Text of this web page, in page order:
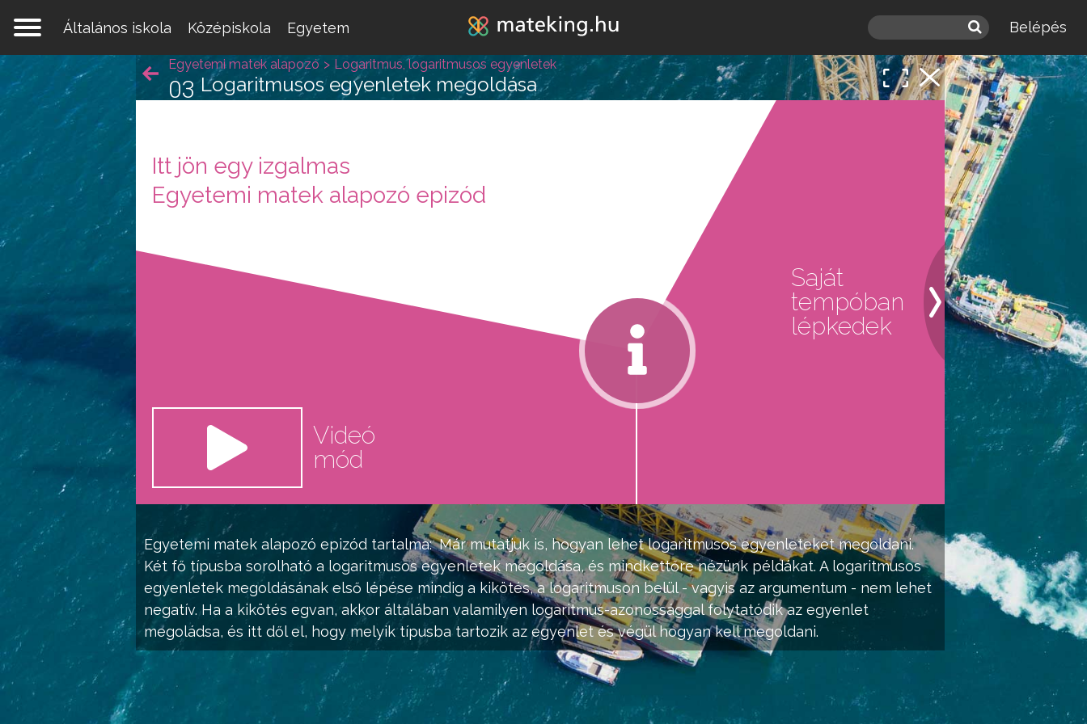
Jump to navigation
Általános iskola
Középiskola Egyetem Belépés
Egyetemi matek alapozó epizód tartalma: Már mutatjuk is, hogyan lehet logaritmusos egyenleteket megoldani.
Két fő típusba sorolható a logaritmusos egyenletek megoldása, és mindkettőre nézünk példákat. A logaritmusos
egyenletek megoldásának első lépése mindig a kikötés, a logaritmuson belül - vagyis az argumentum - nem lehet
negatív. Ha a kikötés egvan, akkor általában valamilyen logaritmus-azonossággal folytatódik az egyenlet
megoládsa, és itt dől el, hogy melyik típusba tartozik az egyenlet és végül hogyan kell megoldani.
Egyetemi matek alapozó Logaritmus, logaritmusos egyenletek
Logaritmusos egyenletek megoldása
03
Itt jön egy izgalmas
Egyetemi matek alapozó epizód
Videó
mód
Saját
tempóban
lépkedek
Egy lépésre vagy attól, hogy a
matek melléd álljon és ne eléd.
REGISZTRÁLOK/BELÉPEK